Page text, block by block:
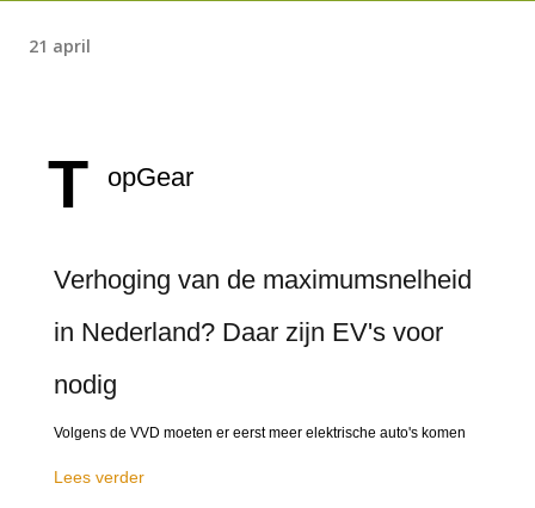
21 april
T opGear
Verhoging van de maximumsnelheid
in Nederland? Daar zijn EV's voor
nodig
Volgens de VVD moeten er eerst meer elektrische auto's komen
Lees verder